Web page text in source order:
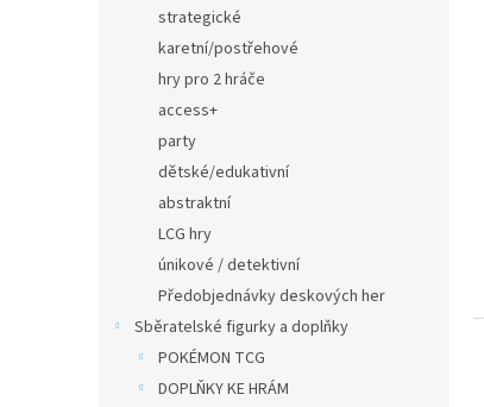
strategické
karetní/postřehové
hry pro 2 hráče
access+
party
dětské/edukativní
abstraktní
LCG hry
únikové / detektivní
Předobjednávky deskových her
Sběratelské figurky a doplňky
POKÉMON TCG
DOPLŇKY KE HRÁM